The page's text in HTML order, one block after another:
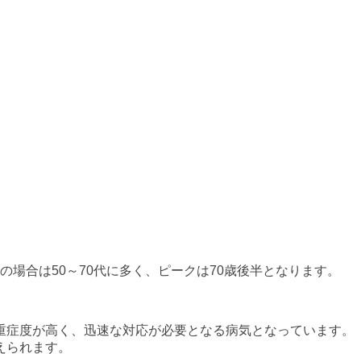
合は50～70代に多く、ピークは70歳後半となります。
度が高く、迅速な対応が必要となる病気となっています。
れます。